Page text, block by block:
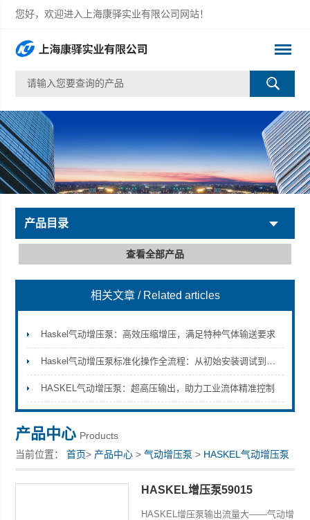
您好，欢迎进入上海康驿实业有限公司网站！
上海康驿实业有限公司
产品目录
查看全部产品
相关文章 / Related articles
Haskel气动增压泵：高效压缩增压，满足特种气体输送要求
Haskel气动增压泵标准化操作全流程：从初始安装调试到日常维护保养的完整技术规范与安全注意事项
HASKEL气动增压泵：超高压输出，助力工业流体精准控制
产品中心 Products
当前位置：首页> 产品中心 >气动增压泵 > HASKEL气动增压泵
HASKEL增压泵59015
HASKEL增压泵输出流量大——气动增